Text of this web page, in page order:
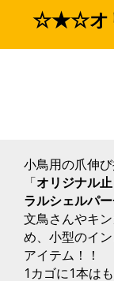
☆★☆オ
小鳥用の爪伸
「オリジナル
ラルシェルパ
文鳥さんやキ
め、小型のイ
アイテム！！
1カゴに1本は